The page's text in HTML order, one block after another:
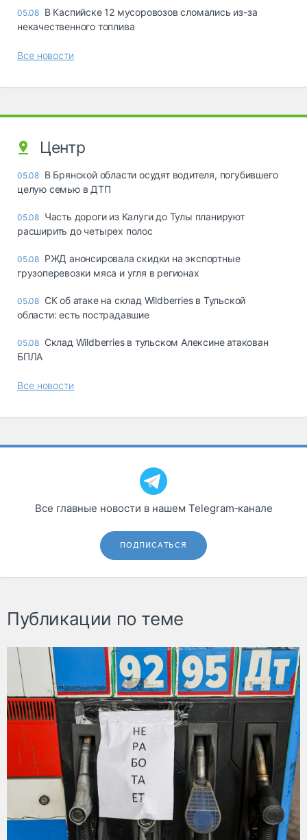
05.08 В Каспийске 12 мусоровозов сломались из-за
некачественного топлива
Все новости
Центр
05.08 В Брянской области осудят водителя, погубившего
целую семью в ДТП
05.08 Часть дороги из Калуги до Тулы планируют
расширить до четырех полос
05.08 РЖД анонсировала скидки на экспортные
грузоперевозки мяса и угля в регионах
05.08 СК об атаке на склад Wildberries в Тульской
области: есть пострадавшие
05.08 Склад Wildberries в тульском Алексине атакован
БПЛА
Все новости
Все главные новости в нашем Telegram‑канале
ПОДПИСАТЬСЯ
Публикации по теме